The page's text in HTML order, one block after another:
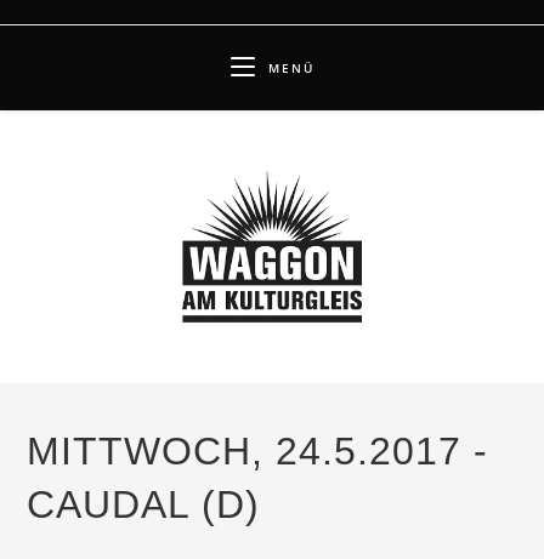
MENÜ
MITTWOCH, 24.5.2017 -
CAUDAL (D)